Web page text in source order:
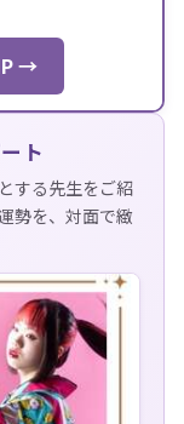
→
ト
する先生をご紹
勢を、対面で緻